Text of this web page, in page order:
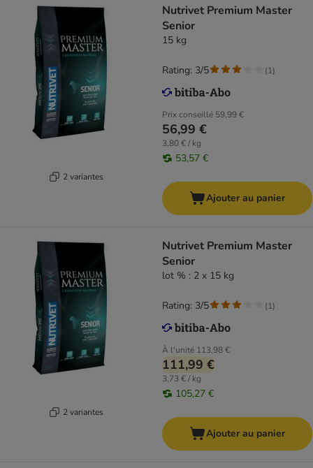
2 variantes
Nutrivet Premium Master
Senior
15 kg
Prix conseillé 59,99 €
56,99 €
3,80 € / kg
53,57 €
Rating: 3/5 (1)
Ajouter au panier
2 variantes
Nutrivet Premium Master
Senior
lot % : 2 x 15 kg
À l'unité 113,98 €
111,99 €
3,73 € / kg
105,27 €
Rating: 3/5 (1)
Ajouter au panier